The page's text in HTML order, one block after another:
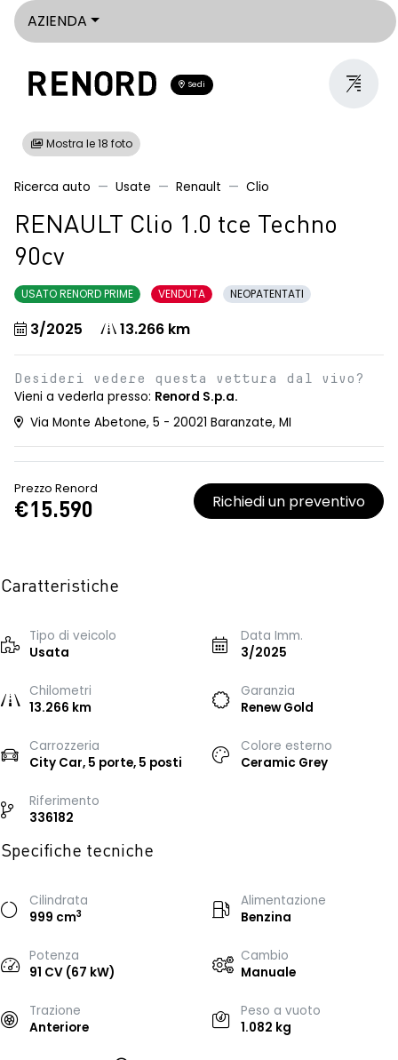
AZIENDA
Sedi
Mostra le 18 foto
Ricerca auto Usate Renault Clio
RENAULT Clio 1.0 tce Techno
90cv
USATO RENORD PRIME VENDUTA NEOPATENTATI
3/2025 13.266 km
Desideri vedere questa vettura dal vivo?
Vieni a vederla presso: Renord S.p.a.
Via Monte Abetone, 5 - 20021 Baranzate, MI
Prezzo Renord
€15.590 Richiedi un preventivo
Caratteristiche
Tipo di veicolo
Usata
Data Imm.
3/2025
Chilometri
13.266 km
Garanzia
Renew Gold
Carrozzeria
City Car, 5 porte, 5 posti
Colore esterno
Ceramic Grey
Riferimento
336182
Specifiche tecniche
Cilindrata
999 cm3
Alimentazione
Benzina
Potenza
91 CV (67 kW)
Cambio
Manuale
Trazione
Anteriore
Peso a vuoto
1.082 kg